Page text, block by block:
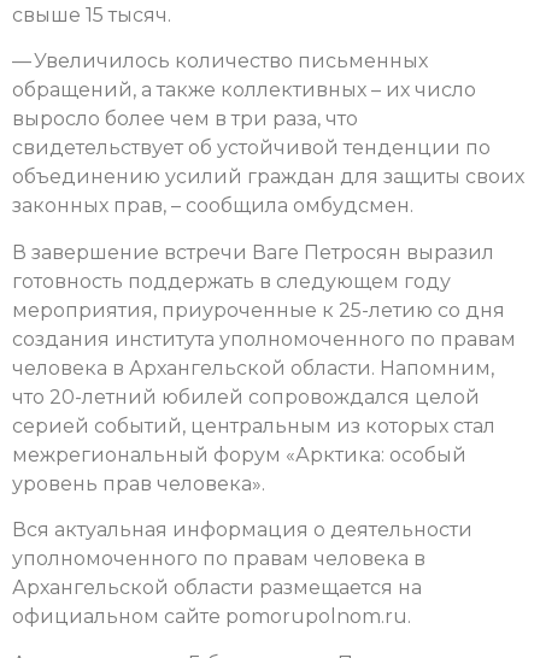
свыше 15 тысяч.
— Увеличилось количество письменных
обращений, а также коллективных – их число
выросло более чем в три раза, что
свидетельствует об устойчивой тенденции по
объединению усилий граждан для защиты своих
законных прав, – сообщила омбудсмен.
В завершение встречи Ваге Петросян выразил
готовность поддержать в следующем году
мероприятия, приуроченные к 25-летию со дня
создания института уполномоченного по правам
человека в Архангельской области. Напомним,
что 20-летний юбилей сопровождался целой
серией событий, центральным из которых стал
межрегиональный форум «Арктика: особый
уровень прав человека».
Вся актуальная информация о деятельности
уполномоченного по правам человека в
Архангельской области размещается на
официальном сайте pomorupolnom.ru.